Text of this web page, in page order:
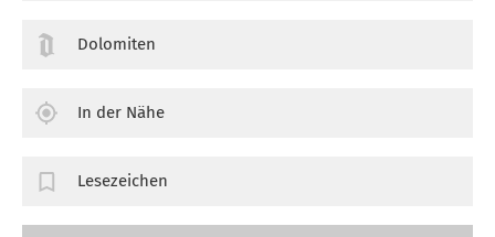
Dolomiten
In der Nähe
Lesezeichen